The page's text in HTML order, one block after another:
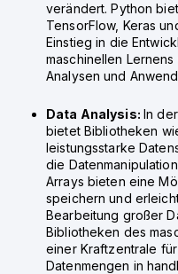
verändert. Python
TensorFlow, Keras
Einstieg in die
maschinellen
Analysen und
Data Analysis: In
bietet Bibliotheken
leistungsstarke
die
Arrays bieten eine
speichern und
Bearbeitung großer
Bibliotheken des
einer Kraftzentrale
Datenmengen in